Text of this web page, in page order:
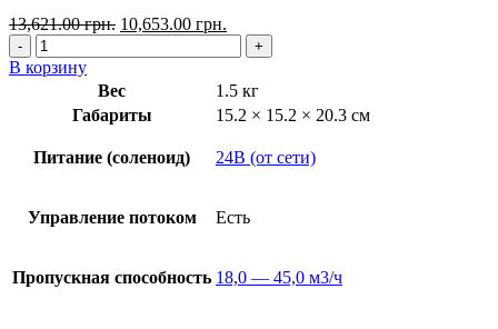
13,621.00грн. 10,653.00 грн.
В корзину
Вес
1.5 кг
Габариты
15.2 × 15.2 × 20.3 см
Питание (соленоид) 24В (от сети)
Управление потоком Есть
Пропускная способность 18,0 — 45,0 м3/ч